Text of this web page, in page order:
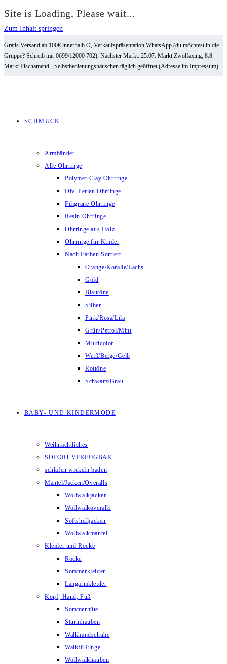
Site is Loading, Please wait...
Zum Inhalt springen
Gratis Versand ab 100€ innerhalb Ö, Verkaufspräsentation WhatsApp (du möchtest in die
Gruppe? Schreib mir 0699/12000 702), Nächster Markt: 25.07. Markt Zwölfaxing, 8.8.
Markt Fischamend-, Selbstbedienungshäuschen täglich geöffnet (Adresse im Impressum)
SCHMUCK
Armbänder
Alle Ohrringe
Polymer Clay Ohrringe
Div. Perlen Ohrringe
Filigrane Ohrringe
Resin Ohrringe
Ohrringe aus Holz
Ohrringe für Kinder
Nach Farben Sortiert
Orange/Koralle/Lachs
Gold
Blautöne
Silber
Pink/Rosa/Lila
Grün/Petrol/Mint
Multicolor
Weiß/Beige/Gelb
Rottöne
Schwarz/Grau
BABY- UND KINDERMODE
Weihnachtliches
SOFORT VERFÜGBAR
schlafen wickeln baden
Mäntel/Jacken/Overalls
Wollwalkjacken
Wollwalkoveralls
Softshelljacken
Wollwalkmantel
Kleider und Röcke
Röcke
Sommerkleider
Langarmkleider
Kopf, Hand, Fuß
Sommerhüte
Sturmhauben
Walkhandschuhe
Walkfüßlinge
Wollwalkhauben